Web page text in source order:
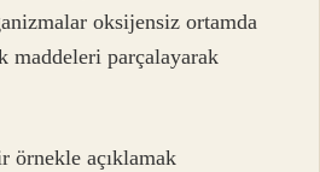
oksijensiz ortamda
maddeleri parçalayarak
örnekle açıklamak